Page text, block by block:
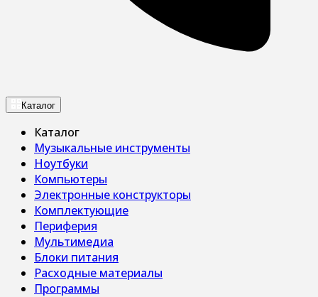
Каталог
Каталог
Музыкальные инструменты
Ноутбуки
Компьютеры
Электронные конструкторы
Комплектующие
Периферия
Мультимедиа
Блоки питания
Расходные материалы
Программы